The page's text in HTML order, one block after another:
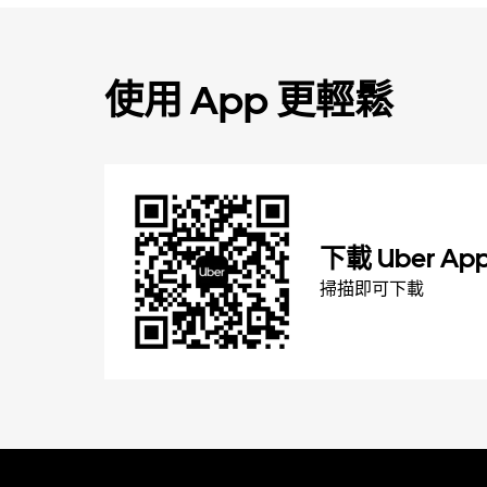
使用 App 更輕鬆
下載 Uber
掃描即可下載